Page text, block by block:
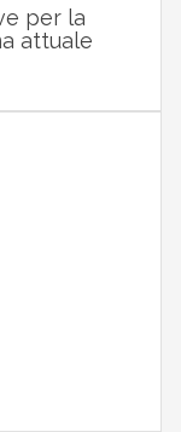
per la
attuale